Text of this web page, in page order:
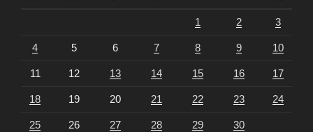
1 2 3
4 5 6 7 8 9 10
11 12 13 14 15 16 17
18 19 20 21 22 23 24
25 26 27 28 29 30